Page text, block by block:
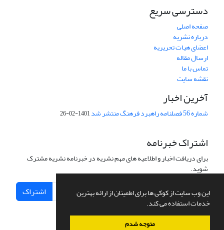
این وب سایت از کوکی ها برای اطمینان از ارائه بهترین
خدمات استفاده می کند.
متوجه شدم
دسترسی سریع
صفحه اصلی
درباره نشریه
اعضای هیات تحریریه
ارسال مقاله
تماس با ما
نقشه سایت
آخرین اخبار
شماره 56 فصلنامه راهبرد فرهنگ منتشر شد 1401-02-26
اشتراک خبرنامه
برای دریافت اخبار و اطلاعیه های مهم نشریه در خبرنامه نشریه مشترک
شوید.
اشتراک